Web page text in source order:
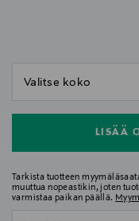
LISÄÄ
Tarkista tuotteen
muuttua nopeastikin, joten
varmistaa paikan päällä.